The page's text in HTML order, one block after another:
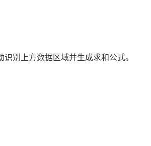
别上方数据区域并生成求和公式。